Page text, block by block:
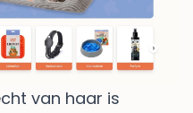
van haar is